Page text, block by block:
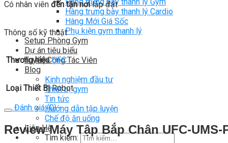
Hàng trưng bày thanh lý Cardio
Hàng Mới Giá Sốc
Phụ kiện gym thanh lý
Setup Phòng Gym
Dự án tiêu biểu
Tuyển Cộng Tác Viên
Blog
Kinh nghiệm đầu tư
Thiết bị gym
Tin tức
Hướng dẫn tập luyện
Chế độ ăn uống
Liên Hệ
Tìm kiếm:
Có nhân viên đến tận nơilắp đặt
Thông số kỹ thuật
Thương hiệu UFC
Loại Thiết Bị Robot
Đánh giá (0)
Review Máy Tập Bắp Chân UFC-UMS-